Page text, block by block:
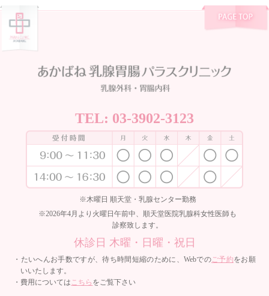
TEL: 03-3902-3123
※木曜日 順天堂・乳腺センター勤務
※2026年4月より火曜日午前中、順天堂医院乳腺科女性医師も
診察致します。
休診日 木曜・日曜・祝日
・たいへんお手数ですが、待ち時間短縮のために、Webでのご予約をお願
いいたします。
・費用についてはこちら をご覧下さい